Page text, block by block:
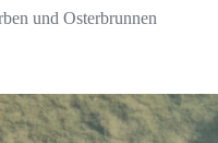
und Osterbrunnen